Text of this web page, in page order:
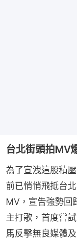
台北街頭拍MV
為了宣洩這股積
前已悄悄飛抵台
MV，宣告強勢回
主打歌，首度嘗
馬反擊無良媒體